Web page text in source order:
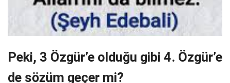
Peki, 3 Özgür’e olduğu gibi 4. Özgür’e
de sözüm geçer mi?